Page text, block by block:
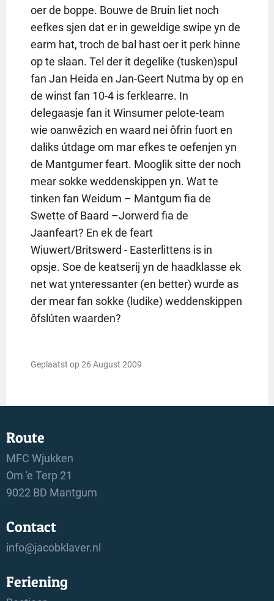
oer de boppe. Bouwe de Bruin liet noch
eefkes sjen dat er in geweldige swipe yn de
earm hat, troch de bal hast oer it perk hinne
op te slaan. Tel der it degelike (tusken)spul
fan Jan Heida en Jan-Geert Nutma by op en
de winst fan 10-4 is ferklearre. In
delegaasje fan it Winsumer pelote-team
wie oanwêzich en waard nei ôfrin fuort en
daliks útdage om mar efkes te oefenjen yn
de Mantgumer feart. Mooglik sitte der noch
mear sokke weddenskippen yn. Wat te
tinken fan Weidum – Mantgum fia de
Swette of Baard –Jorwerd fia de
Jaanfeart? En ek de feart
Wiuwert/Britswerd - Easterlittens is in
opsje. Soe de keatserij yn de haadklasse ek
net wat ynteressanter (en better) wurde as
der mear fan sokke (ludike) weddenskippen
ôfslúten waarden?
Geplaatst op 26 August 2009
Route
MFC Wjukken
Om 'e Terp 21
9022 BD Mantgum
Contact
info@jacobklaver.nl
Feriening